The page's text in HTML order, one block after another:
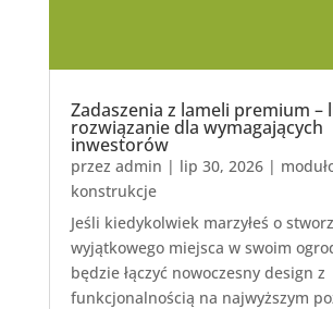
Zadaszenia z lameli premium –
rozwiązanie dla wymagających
inwestorów
przez admin | lip 30, 2026|
konstrukcje
Jeśli kiedykolwiek marzyłeś o
wyjątkowego miejsca w swoim
będzie łączyć nowoczesny design z
funkcjonalnością na najwyższym